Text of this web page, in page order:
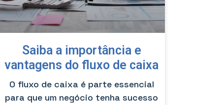
Saiba a importância e
vantagens do fluxo de caixa
O fluxo de caixa é parte essencial
para que um negócio tenha sucesso